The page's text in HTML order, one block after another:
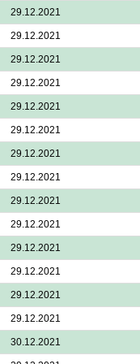
29.12.2021
29.12.2021
29.12.2021
29.12.2021
29.12.2021
29.12.2021
29.12.2021
29.12.2021
29.12.2021
29.12.2021
29.12.2021
29.12.2021
29.12.2021
29.12.2021
30.12.2021